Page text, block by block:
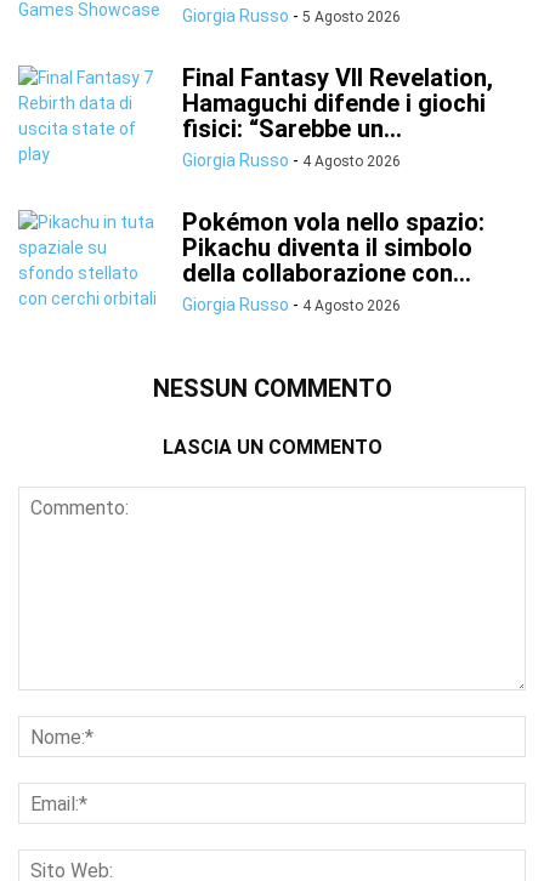
Giorgia Russo - 5 Agosto 2026
Final Fantasy VII Revelation,
Hamaguchi difende i giochi
fisici: “Sarebbe un...
Giorgia Russo - 4 Agosto 2026
Pokémon vola nello spazio:
Pikachu diventa il simbolo
della collaborazione con...
Giorgia Russo - 4 Agosto 2026
NESSUN COMMENTO
LASCIA UN COMMENTO